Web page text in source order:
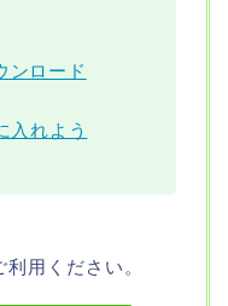
ンロード
入れよう
用ください。